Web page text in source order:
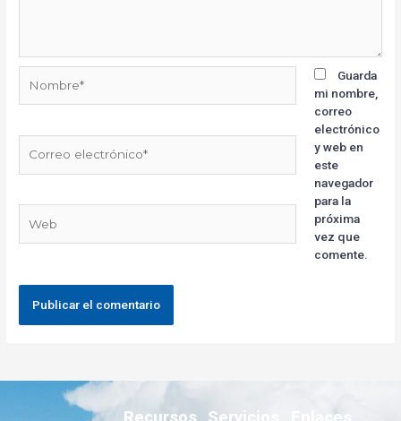
Guarda
mi nombre,
correo
electrónico
y web en
este
navegador
para la
próxima
vez que
comente.
Recursos Servicios Enlaces